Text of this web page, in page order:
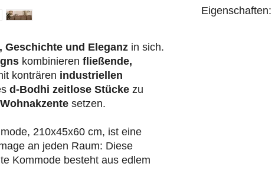
Geschichte und Eleganz in sich.
kombinieren fließende,
konträren industriellen
d-Bodhi zeitlose Stücke zu
Wohnakzente setzen.
210x45x60 cm, ist eine
an jeden Raum: Diese
Kommode besteht aus edlem
Eigenschaften: